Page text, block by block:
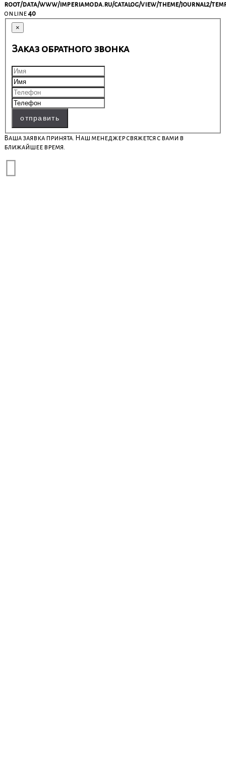
root/data/www/imperiamoda.ru/catalog/view/theme/journal2/
on line40
×
Заказ обратного звонка
отправить
Ваша заявка принята. Наш менеджер свяжется с вами в
ближайшее время.